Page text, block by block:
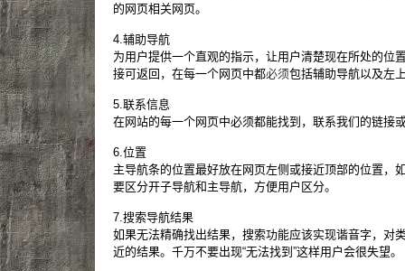
的网页相关网页。
4.辅助导航
为用户提供一个直观的指示，让用户清楚现在所处的位
接可返回，在每一个网页中都必须包括辅助导航以及左
5.联系信息
在网站的每一个网页中必须都能找到，联系我们的链接
6.位置
主导航条的位置最好放在网页左侧或接近顶部的位置，
要区分开子导航和主导航，方便用户区分。
7.搜索导航结果
如果无法精确找出结果，搜索功能应该实现谐音字，对
近的结果。千万不要出现“无法找到”这样用户会很失望。